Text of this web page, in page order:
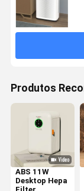
Produtos
ABS 11W
Desktop Hepa